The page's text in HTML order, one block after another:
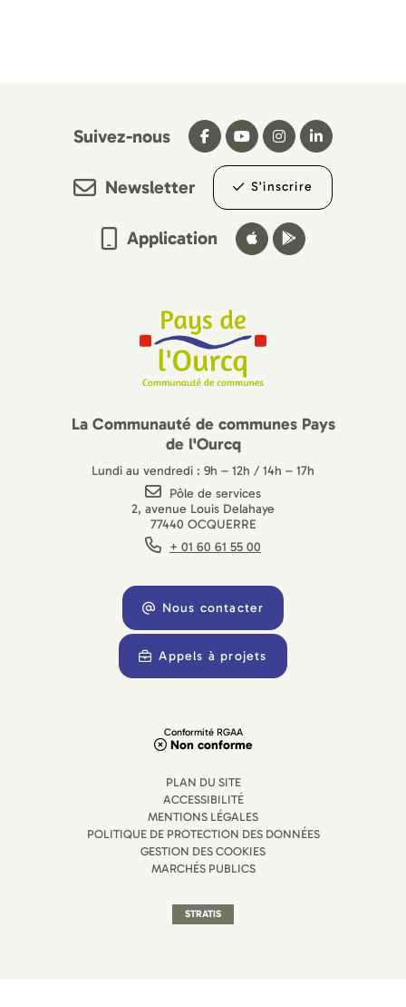
Suivez-nous
Newsletter S’inscrire
Application
La Communauté de communes Pays
de l'Ourcq
Lundi au vendredi : 9h – 12h / 14h – 17h
Pôle de services
2, avenue Louis Delahaye
77440 OCQUERRE
+ 01 60 61 55 00
Nous contacter
Appels à projets
Conformité RGAA
Non conforme
PLAN DU SITE
ACCESSIBILITÉ
MENTIONS LÉGALES
POLITIQUE DE PROTECTION DES DONNÉES
GESTION DES COOKIES
MARCHÉS PUBLICS
STRATIS